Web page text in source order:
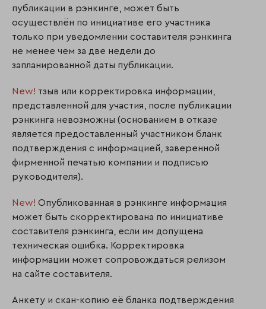
публикации в рэнкинге, может быть
осуществлён по инициативе его участника
только при уведомлении составителя рэнкинга
не менее чем за две недели до
запланированной даты публикации.
New! тзыв или корректировка информации,
представленной для участия, после публикации
рэнкинга невозможны (основанием в отказе
является предоставленный участником бланк
подтверждения с информацией, заверенной
фирменной печатью компании и подписью
руководителя).
New! Опубликованная в рэнкинге информация
может быть скорректирована по инициативе
составителя рэнкинга, если им допущена
техническая ошибка. Корректировка
информации может сопровождаться релизом
на сайте составителя.
Анкету и скан-копию её бланка подтверждения